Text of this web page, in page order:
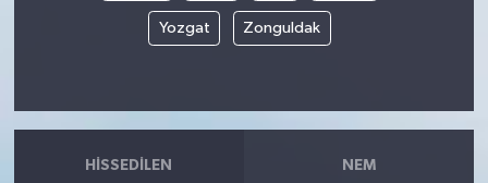
Yozgat Zonguldak
HISSEDILEN NEM